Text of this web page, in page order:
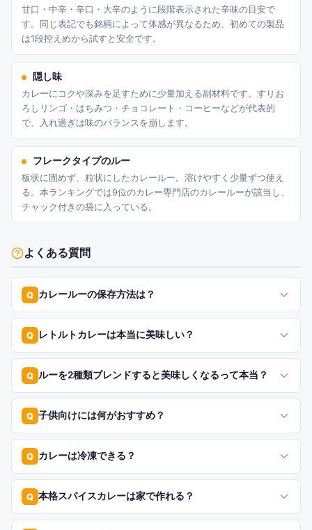
甘口・中辛・辛口・大辛のように段階表示された辛味の目安で
す。同じ表記でも銘柄によって体感が異なるため、初めての製品
は1段控えめから試すと安全です。
隠し味
カレーにコクや深みを足すために少量加える副材料です。すりお
ろしリンゴ・はちみつ・チョコレート・コーヒーなどが代表的
で、入れ過ぎは味のバランスを崩します。
フレークタイプのルー
板状に固めず、粒状にしたカレールー。溶けやすく少量ずつ使え
る。本ランキングでは9位のカレー専門店のカレールーが該当し、
チャック付きの袋に入っている。
よくある質問
Q カレールーの保存方法は？
Q レトルトカレーは本当に美味しい？
Q ルーを2種類ブレンドすると美味しくなるって本当？
Q 子供向けには何がおすすめ？
Q カレーは冷凍できる？
Q 本格スパイスカレーは家で作れる？